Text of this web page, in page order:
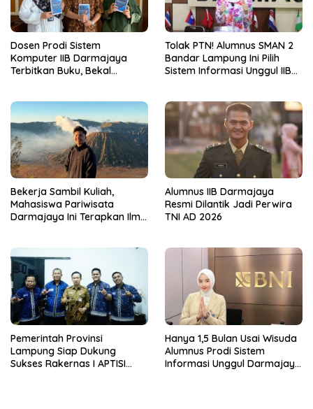
Dosen Prodi Sistem
Komputer IIB Darmajaya
Terbitkan Buku, Bekal
Tolak PTN! Alumnus SMAN 2
Bandar Lampung Ini Pilih
Sistem Informasi Unggul IIB
Bekerja Sambil Kuliah,
Mahasiswa Pariwisata
Darmajaya Ini Terapkan Ilmu
Alumnus IIB Darmajaya
Resmi Dilantik Jadi Perwira
TNI AD 2026
Pemerintah Provinsi
Lampung Siap Dukung
Sukses Rakernas I APTISI
Hanya 1,5 Bulan Usai Wisuda
Alumnus Prodi Sistem
Informasi Unggul Darmajaya